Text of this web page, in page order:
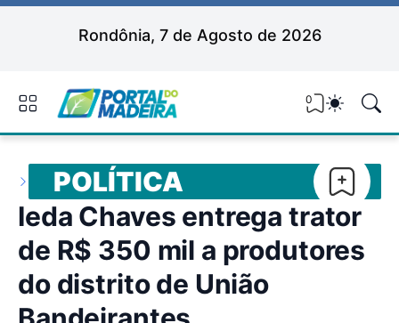
Rondônia, 7 de Agosto de 2026
0
POLÍTICA
Ieda Chaves entrega trator
de R$ 350 mil a produtores
do distrito de União